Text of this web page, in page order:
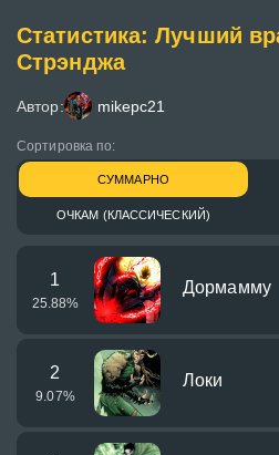
Статистика: Лучший
Стрэнджа
Автор: mikepc21
Сортировка по:
СУММАРНО
ОЧКАМ (КЛАССИЧЕСКИЙ)
1
25.88%
Дормамму
2
9.07%
Локи